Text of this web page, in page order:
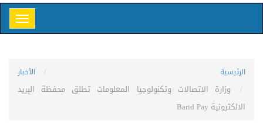
الرئيسية الأخبار
وزارة الاتصالات وتكنولوجيا المعلومات تطلق محفظة البريد
الالكترونية Barid Pay